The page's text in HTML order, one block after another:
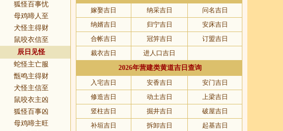
狐怪百事忧
母鸡啼人至
犬怪主得财
鼠咬衣信至
辰日见怪
蛇怪主亡服
甑鸣主得财
犬怪主信至
鼠咬衣主凶
狐怪百事凶
母鸡啼主旺
嫁娶吉日
纳采吉日
问名吉日
纳婿吉日
归宁吉日
安床吉日
合帐吉日
冠笄吉日
订盟吉日
裁衣吉日
进人口吉日
2026年营建类黄道吉日查询
入宅吉日
安香吉日
安门吉日
修造吉日
动土吉日
上梁吉日
竖柱吉日
掘井吉日
破屋吉日
补垣吉日
拆卸吉日
起基吉日